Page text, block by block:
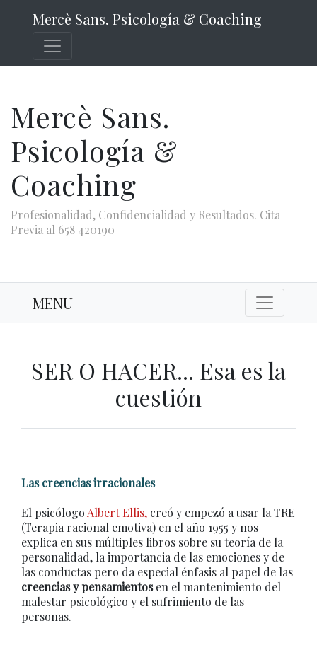
Mercè Sans. Psicología & Coaching
Mercè Sans.
Psicología &
Coaching
Profesionalidad, Confidencialidad y Resultados. Cita
Previa al 658 420190
MENU
SER O HACER... Esa es la
cuestión
Las creencias irracionales
El psicólogo Albert Ellis, creó y empezó a usar la TRE
(Terapia racional emotiva) en el año 1955 y nos
explica en sus múltiples libros sobre su teoría de la
personalidad, la importancia de las emociones y de
las conductas pero da especial énfasis al papel de las
creencias y pensamientosen el mantenimiento del
malestar psicológico y el sufrimiento de las
personas.